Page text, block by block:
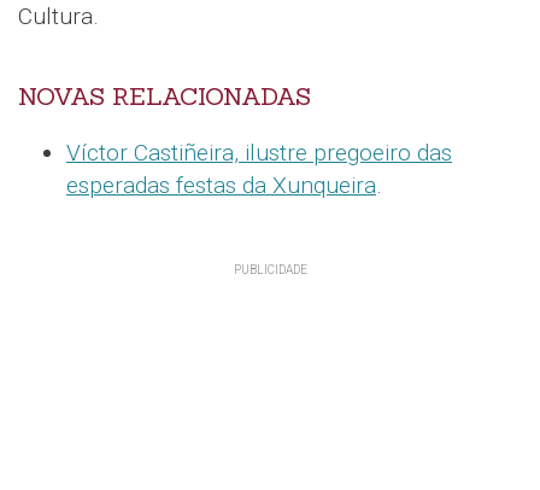
Cultura.
NOVAS RELACIONADAS
Víctor Castiñeira, ilustre pregoeiro das
esperadas festas da Xunqueira.